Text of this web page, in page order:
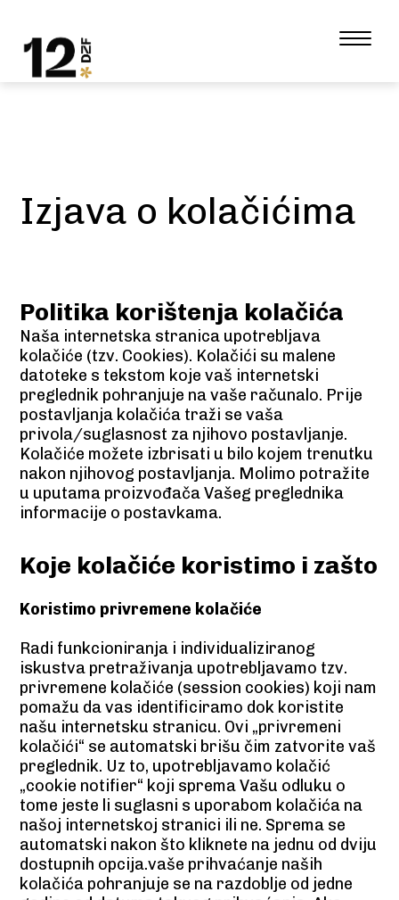
Izjava o kolačićima
Politika korištenja kolačića
Naša internetska stranica upotrebljava
kolačiće (tzv. Cookies). Kolačići su malene
datoteke s tekstom koje vaš internetski
preglednik pohranjuje na vaše računalo. Prije
postavljanja kolačića traži se vaša
privola/suglasnost za njihovo postavljanje.
Kolačiće možete izbrisati u bilo kojem trenutku
nakon njihovog postavljanja. Molimo potražite
u uputama proizvođača Vašeg preglednika
informacije o postavkama.
Koje kolačiće koristimo i zašto
Koristimo privremene kolačiće
Radi funkcioniranja i individualiziranog
iskustva pretraživanja upotrebljavamo tzv.
privremene kolačiće (session cookies) koji nam
pomažu da vas identificiramo dok koristite
našu internetsku stranicu. Ovi „privremeni
kolačići“ se automatski brišu čim zatvorite vaš
preglednik. Uz to, upotrebljavamo kolačić
„cookie notifier“ koji sprema Vašu odluku o
tome jeste li suglasni s uporabom kolačića na
našoj internetskoj stranici ili ne. Sprema se
automatski nakon što kliknete na jednu od dviju
dostupnih opcija.vaše prihvaćanje naših
kolačića pohranjuje se na razdoblje od jedne